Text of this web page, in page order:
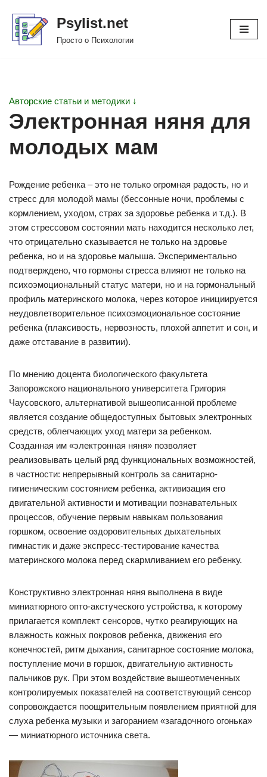
Перейти
Psylist.net
Просто о Психологии
Авторские статьи и методики ↓
Электронная няня для
молодых мам
Рождение ребенка – это не только огромная радость, но и
стресс для молодой мамы (бессонные ночи, проблемы с
кормлением, уходом, страх за здоровье ребенка и т.д.). В
этом стрессовом состоянии мать находится несколько лет,
что отрицательно сказывается не только на здровье
ребенка, но и на здоровье малыша. Экспериментально
подтверждено, что гормоны стресса влияют не только на
психоэмоциональный статус матери, но и на гормональный
профиль материнского молока, через которое инициируется
неудовлетворительное психоэмоциональное состояние
ребенка (плаксивость, нервозность, плохой аппетит и сон, и
даже отставание в развитии).
По мнению доцента биологического факультета
Запорожского национального университета Григория
Чаусовского, альтернативой вышеописанной проблеме
является создание общедоступных бытовых электронных
средств, облегчающих уход матери за ребенком.
Созданная им «электронная няня» позволяет
реализовывать целый ряд функциональных возможностей,
в частности: непрерывный контроль за санитарно-
гигиеническим состоянием ребенка, активизация его
двигательной активности и мотивации познавательных
процессов, обучение первым навыкам пользования
горшком, освоение оздоровительных дыхательных
гимнастик и даже экспресс-тестирование качества
материнского молока перед скармливанием его ребенку.
Конструктивно электронная няня выполнена в виде
миниатюрного опто-акстуческого устройства, к которому
прилагается комплект сенсоров, чутко реагирующих на
влажность кожных покровов ребенка, движения его
конечностей, ритм дыхания, санитарное состояние молока,
поступление мочи в горшок, двигательную активность
пальчиков рук. При этом воздействие вышеотмеченных
контролируемых показателей на соответствующий сенсор
сопровождается поощрительным появлением приятной для
слуха ребенка музыки и загоранием «загадочного огонька»
— миниатюрного источника света.